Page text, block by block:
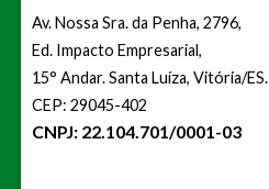
Av. Nossa Sra. da Penha, 2796,
Ed. Impacto Empresarial,
15° Andar. Santa Luíza, Vitória/ES.
CEP: 29045-402
CNPJ: 22.104.701/0001-03